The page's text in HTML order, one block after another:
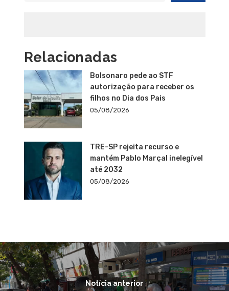
Relacionadas
Bolsonaro pede ao STF
autorização para receber os
filhos no Dia dos Pais
05/08/2026
TRE-SP rejeita recurso e
mantém Pablo Marçal inelegível
até 2032
05/08/2026
Notícia anterior